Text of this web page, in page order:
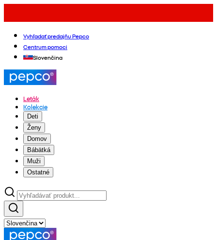
Vyhľadať predajňu Pepco
Centrum pomoci
Slovenčina
Leták
Kolekcie
Deti
Ženy
Domov
Bábätká
Muži
Ostatné